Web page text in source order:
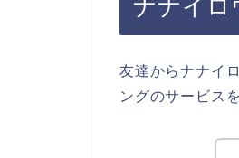
ナナイロ
友達からナナイ
ングのサービス